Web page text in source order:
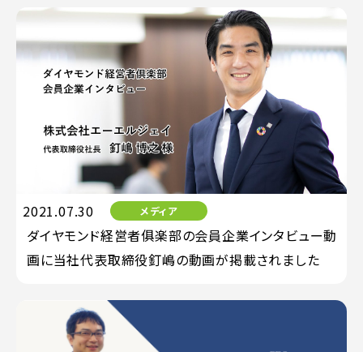
2021.07.30 メディア
ダイヤモンド経営者俱楽部の会員企業インタビュー動
画に当社代表取締役釘嶋の動画が掲載されました